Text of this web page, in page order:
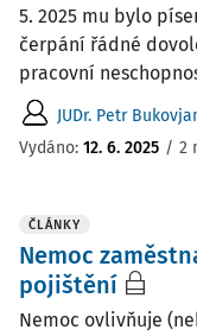
5. 2025 mu bylo
čerpání řádné
pracovní
JUDr. Petr
Vydáno: 12. 6. 2025 / 2
ČLÁNKY
Nemoc
pojištění
Nemoc ovlivňuje